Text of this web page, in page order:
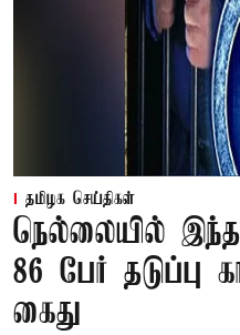
தமிழக செய்திகள்
நெல்லையில்
86 பேர் தடுப்பு
கைது